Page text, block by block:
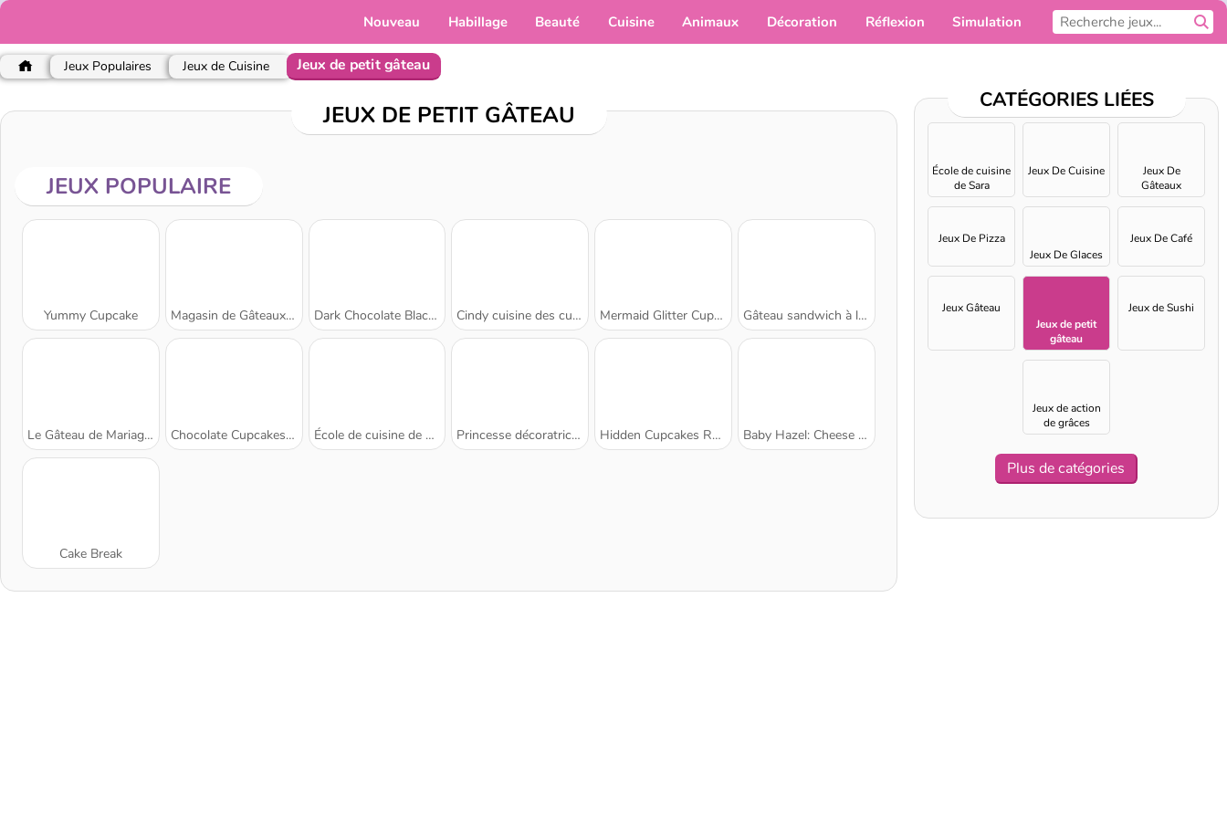
Nouveau Habillage Beauté Cuisine Animaux Décoration Réflexion Simulation
Jeux Populaires Jeux de Cuisine Jeux de petit gâteau
JEUX DE PETIT GÂTEAU
JEUX POPULAIRE
Yummy Cupcake Magasin de Gâteaux : Boulangerie Dark Chocolate Blackberry Cheesecake: Sara's Cooking Class Cindy cuisine des cupcakes Mermaid Glitter Cupcakes Gâteau sandwich à la crème glacée
Le Gâteau de Mariage de la Princesse Chocolate Cupcakes: Sara's Cooking Class École de cuisine de Sara : Cake renversé Princesse décoratrice de gâteaux Hidden Cupcakes Recipe Baby Hazel: Cheese Cupcakes
Cake Break
CATÉGORIES LIÉES
École de cuisine
de Sara
Jeux De Cuisine
Jeux De
Gâteaux
Jeux De Pizza
Jeux De Glaces
Jeux De Café
Jeux Gâteau
Jeux de petit
gâteau
Jeux de Sushi
Jeux de action
de grâces
Plus de catégories